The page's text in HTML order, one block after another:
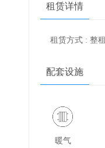
租赁详情
租赁方式 : 整租
配套设施
暖气